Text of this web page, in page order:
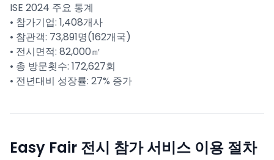
ISE 2024 주요 통계
• 참가기업: 1,408개사
• 참관객: 73,891명(162개국)
• 전시면적: 82,000㎡
• 총 방문횟수: 172,627회
• 전년대비 성장률: 27% 증가
Easy Fair 전시 참가 서비스 이용 절차